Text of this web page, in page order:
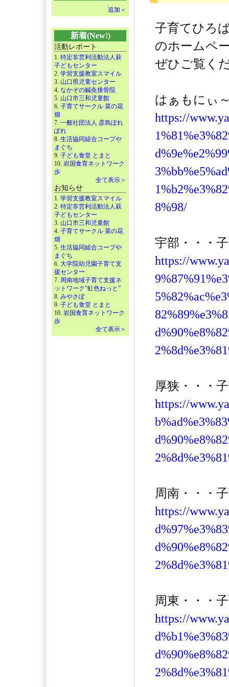
追加＜
新着(New!)
活動レポート
1. 特定非営利活動法人萩
子どもセンター
2. 学習支援教室スマイル
3. 山口県児童センター
4. なかぞの鍼灸接骨院
5. 山口市三和児童館
6. 子育てサークル 菜の花
畑
7. 一般社団法人 彦島ぽれ
ぽれ
8. 生活協同組合コープや
まぐち
9. 子ども食堂 とまと
10. 岩国食育ネットワーク
歩
全て表示＞
お知らせ
1. 学習支援教室スマイル
2. 特定非営利活動法人萩
子どもセンター
3. 山口市三和児童館
4. 子育てサークル 菜の花
畑
5. 生活協同組合コープや
まぐち
6. 大学院幼児園子育て支
援センター
7. 周南地域子育て支援ネ
ットワーク”虹色ねっと”
8. みやさぽ
9. 子ども食堂 とまと
10. 岩国食育ネットワーク
歩
全て表示＞
子育てひろ
のホームペ
ぜひご覧く
はぁもにぃ
https://
8%98/
宇部・・・
https://
厚狭・・・
https://
周南・・・
https://
周東・・・
https://